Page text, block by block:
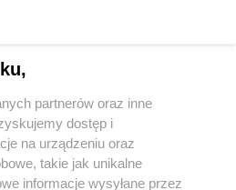
partnerów oraz inne
dostęp i
na urządzeniu oraz
takie jak unikalne
informacje wysyłane przez